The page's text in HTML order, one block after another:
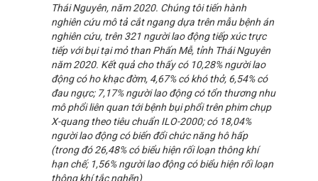
Thái Nguyên, năm 2020. Chúng tôi tiến hành
nghiên cứu mô tả cắt ngang dựa trên mẫu bệnh án
nghiên cứu, trên 321 người lao động tiếp xúc trực
tiếp với bụi tại mỏ than Phấn Mễ, tỉnh Thái Nguyên
năm 2020. Kết quả cho thấy có 10,28% người lao
động có ho khạc đờm, 4,67% có khó thở, 6,54% có
đau ngực; 7,17% người lao động có tổn thương nhu
mô phổi liên quan tới bệnh bụi phổi trên phim chụp
X-quang theo tiêu chuẩn ILO-2000; có 18,04%
người lao động có biến đổi chức năng hô hấp
(trong đó 26,48% có biểu hiện rối loạn thông khí
hạn chế; 1,56% người lao động có biểu hiện rối loạn
thông khí tắc nghẽn)